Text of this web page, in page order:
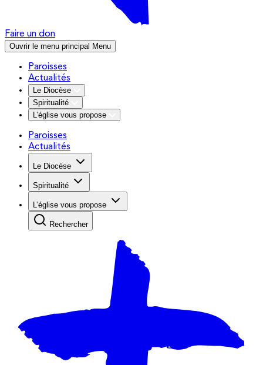
Faire un don
Ouvrir le menu principal Menu
Paroisses
Actualités
Le Diocèse
Spiritualité
L'église vous propose
Paroisses
Actualités
Le Diocèse
Spiritualité
L'église vous propose
Rechercher